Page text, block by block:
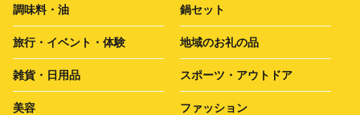
調味料・油 鍋セット
旅行・イベント・体験 地域のお礼の品
雑貨・日用品 スポーツ・アウトドア
美容 ファッション